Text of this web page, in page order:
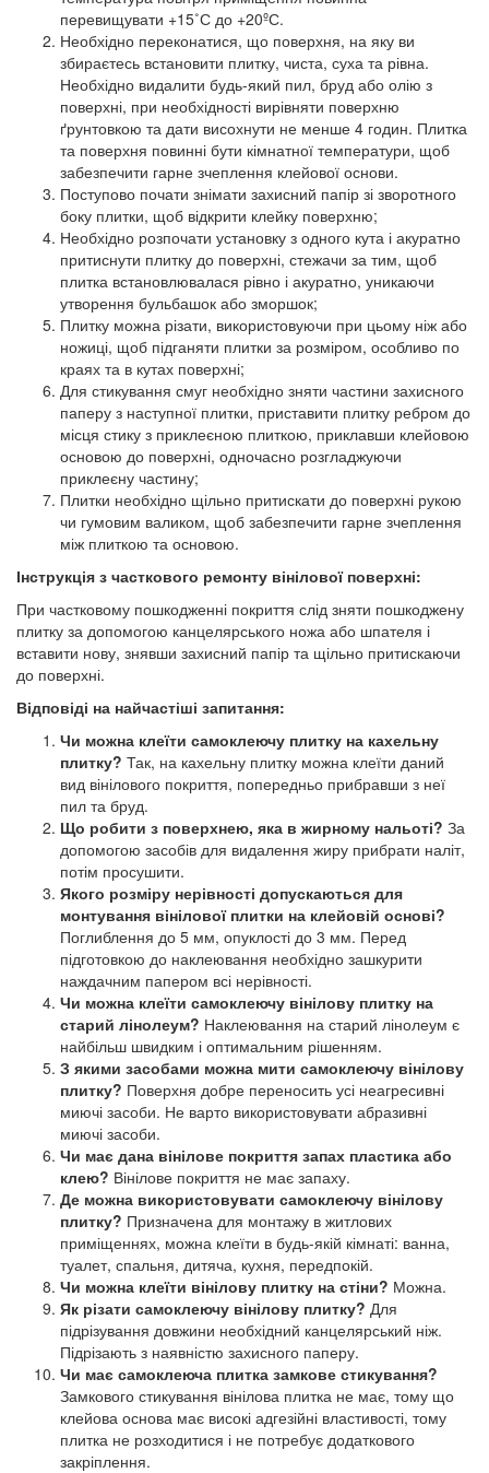
перевищувати +15˚С до +20ºС.
Необхідно переконатися, що поверхня, на яку ви
збираєтесь встановити плитку, чиста, суха та рівна.
Необхідно видалити будь-який пил, бруд або олію з
поверхні, при необхідності вирівняти поверхню
ґрунтовкою та дати висохнути не менше 4 годин. Плитка
та поверхня повинні бути кімнатної температури, щоб
забезпечити гарне зчеплення клейової основи.
Поступово почати знімати захисний папір зі зворотного
боку плитки, щоб відкрити клейку поверхню;
Необхідно розпочати установку з одного кута і акуратно
притиснути плитку до поверхні, стежачи за тим, щоб
плитка встановлювалася рівно і акуратно, уникаючи
утворення бульбашок або зморшок;
Плитку можна різати, використовуючи при цьому ніж або
ножиці, щоб підганяти плитки за розміром, особливо по
краях та в кутах поверхні;
Для стикування смуг необхідно зняти частини захисного
паперу з наступної плитки, приставити плитку ребром до
місця стику з приклеєною плиткою, приклавши клейовою
основою до поверхні, одночасно розгладжуючи
приклеєну частину;
Плитки необхідно щільно притискати до поверхні рукою
чи гумовим валиком, щоб забезпечити гарне зчеплення
між плиткою та основою.
Інструкція з часткового ремонту вінілової поверхні:
При частковому пошкодженні покриття слід зняти пошкоджену
плитку за допомогою канцелярського ножа або шпателя і
вставити нову, знявши захисний папір та щільно притискаючи
до поверхні.
Відповіді на найчастіші запитання:
Чи можна клеїти самоклеючу плитку на кахельну
плитку? Так, на кахельну плитку можна клеїти даний
вид вінілового покриття, попередньо прибравши з неї
пил та бруд.
Що робити з поверхнею, яка в жирному нальоті? За
допомогою засобів для видалення жиру прибрати наліт,
потім просушити.
Якого розміру нерівності допускаються для
монтування вінілової плитки на клейовій основі?
Поглиблення до 5 мм, опуклості до 3 мм. Перед
підготовкою до наклеювання необхідно зашкурити
наждачним папером всі нерівності.
Чи можна клеїти самоклеючу вінілову плитку на
старий лінолеум? Наклеювання на старий лінолеум є
найбільш швидким і оптимальним рішенням.
З якими засобами можна мити самоклеючу вінілову
плитку? Поверхня добре переносить усі неагресивні
миючі засоби. Не варто використовувати абразивні
миючі засоби.
Чи має дана вінілове покриття запах пластика або
клею? Вінілове покриття не має запаху.
Де можна використовувати самоклеючу вінілову
плитку? Призначена для монтажу в житлових
приміщеннях, можна клеїти в будь-якій кімнаті: ванна,
туалет, спальня, дитяча, кухня, передпокій.
Чи можна клеїти вінілову плитку на стіни? Можна.
Як різати самоклеючу вінілову плитку? Для
підрізування довжини необхідний канцелярський ніж.
Підрізають з наявністю захисного паперу.
Чи має самоклеюча плитка замкове стикування?
Замкового стикування вінілова плитка не має, тому що
клейова основа має високі адгезійні властивості, тому
плитка не розходитися і не потребує додаткового
закріплення.